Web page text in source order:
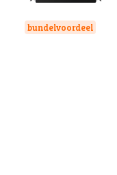
bundelvoordeel